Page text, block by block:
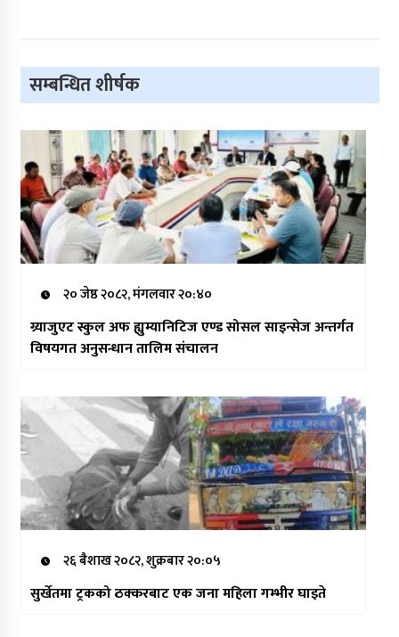
सम्बन्धित शीर्षक
२० जेष्ठ २०८२, मंगलवार २०:४०
ग्र्याजुएट स्कुल अफ ह्युम्यानिटिज एण्ड सोसल साइन्सेज अन्तर्गत
विषयगत अनुसन्धान तालिम संचालन
२६ बैशाख २०८२, शुक्रबार २०:०५
सुर्खेतमा ट्रकको ठक्करबाट एक जना महिला गम्भीर घाइते